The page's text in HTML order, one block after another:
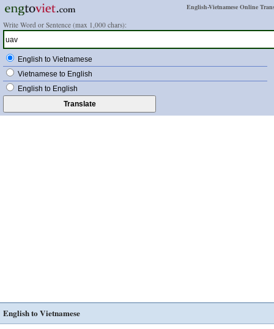
English-Vietnamese Online
Write Word or Sentence (max 1,000 chars):
English to Vietnamese
Vietnamese to English
English to English
English to Vietnamese